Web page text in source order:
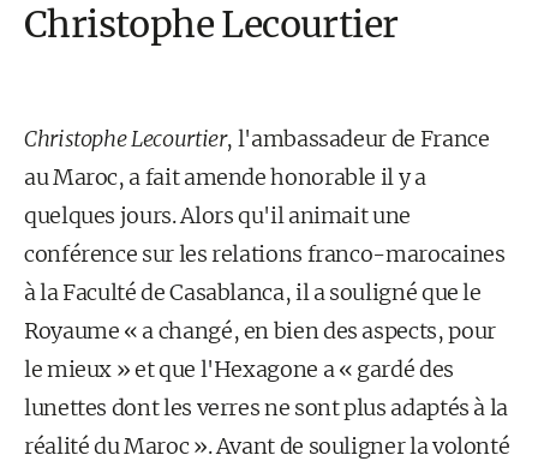
Christophe Lecourtier
Christophe Lecourtier, l'ambassadeur de France
au Maroc, a fait amende honorable il y a
quelques jours. Alors qu'il animait une
conférence sur les relations franco-marocaines
à la Faculté de Casablanca, il a souligné que le
Royaume « a changé, en bien des aspects, pour
le mieux » et que l'Hexagone a « gardé des
lunettes dont les verres ne sont plus adaptés à la
réalité du Maroc ». Avant de souligner la volonté